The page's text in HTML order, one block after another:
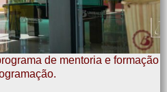
de mentoria e formação